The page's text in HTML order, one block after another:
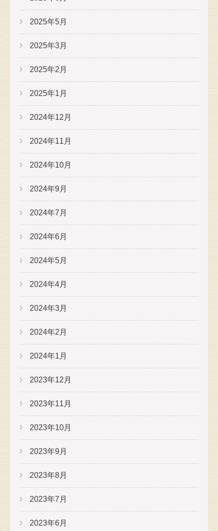
2025年5月
2025年3月
2025年2月
2025年1月
2024年12月
2024年11月
2024年10月
2024年9月
2024年7月
2024年6月
2024年5月
2024年4月
2024年3月
2024年2月
2024年1月
2023年12月
2023年11月
2023年10月
2023年9月
2023年8月
2023年7月
2023年6月